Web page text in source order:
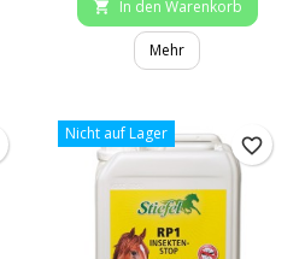
 In den Warenkorb
Mehr
Nicht auf Lager
favorite_border